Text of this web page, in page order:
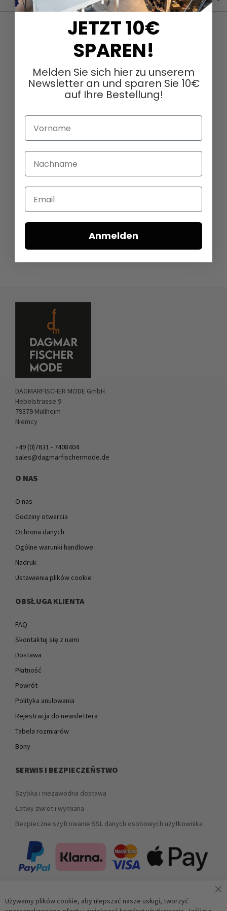
DAGMARFISCHER MODE GmbH
Hebelstrasse 9
79379 Müllheim
Niemcy
+49 (0)7631 - 7408404
sales@dagmarfischermode.de
O NAS
O nas
Godziny otwarcia
Ochrona danych
Ogólne warunki handlowe
Nadruk
Ustawienia plików cookie
OBSŁUGA KLIENTA
FAQ
Skontaktuj się z nami
Dostawa
Płatność
Powrót
Polityka anulowania
Rejestracja do newslettera
Tabela rozmiarów
Bony
SERWIS I BEZPIECZEŃSTWO
Szybka i niezawodna dostawa
Łatwy zwrot i wymiana
Bezpieczne szyfrowanie SSL danych osobowych użytkownika
Zapisz się do newslettera
Używamy plików cookie, aby ulepszać nasze usługi, tworzyć
JETZT 10€
SPAREN!
Melden Sie sich hier zu unserem
Newsletter an und sparen Sie 10€
auf Ihre Bestellung!
Vorname
Nachname
Email
Anmelden